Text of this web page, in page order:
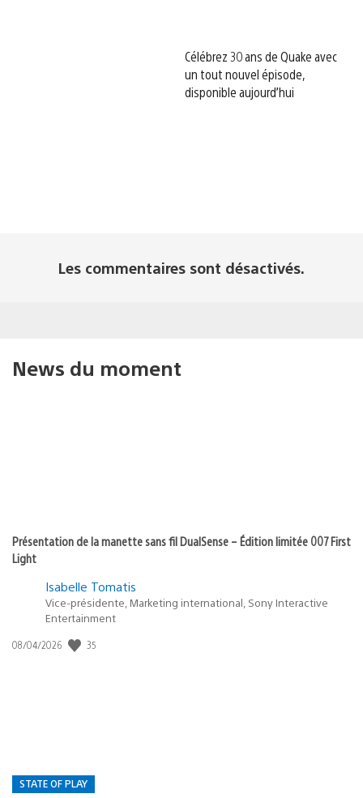
Célébrez 30 ans de Quake avec
un tout nouvel épisode,
disponible aujourd’hui
Les commentaires sont désactivés.
News du moment
Présentation de la manette sans fil DualSense – Édition limitée 007 First
Light
Isabelle Tomatis
Vice-présidente, Marketing international, Sony Interactive
Entertainment
Date
08/04/2026 35
STATE OF PLAY